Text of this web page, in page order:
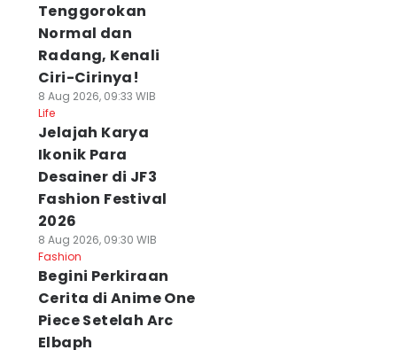
Tenggorokan
Normal dan
Radang, Kenali
Ciri-Cirinya!
8 Aug 2026, 09:33 WIB
Life
Jelajah Karya
Ikonik Para
Desainer di JF3
Fashion Festival
2026
8 Aug 2026, 09:30 WIB
Fashion
Begini Perkiraan
Cerita di Anime One
Piece Setelah Arc
Elbaph